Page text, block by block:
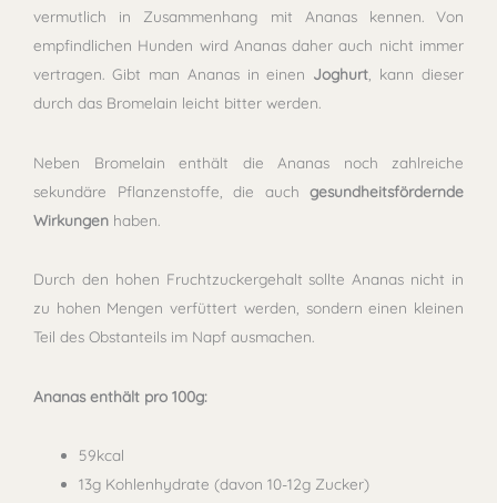
vermutlich in Zusammenhang mit Ananas kennen. Von
empfindlichen Hunden wird Ananas daher auch nicht immer
vertragen. Gibt man Ananas in einen Joghurt , kann dieser
durch das Bromelain leicht bitter werden.
Neben Bromelain enthält die Ananas noch zahlreiche
sekundäre Pflanzenstoffe, die auch gesundheitsfördernde
Wirkungen haben.
Durch den hohen Fruchtzuckergehalt sollte Ananas nicht in
zu hohen Mengen verfüttert werden, sondern einen kleinen
Teil des Obstanteils im Napf ausmachen.
Ananas enthält pro 100g:
59kcal
13g Kohlenhydrate (davon 10-12g Zucker)